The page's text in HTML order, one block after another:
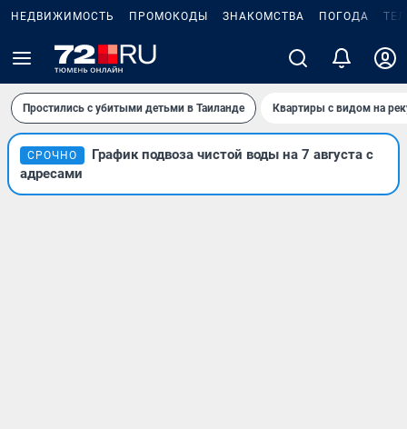
НЕДВИЖИМОСТЬ ПРОМОКОДЫ ЗНАКОМСТВА ПОГОДА
Простились с убитыми детьми в Таиланде Квартиры с видом на
СРОЧНО
График подвоза чистой воды на 7 августа с
адресами